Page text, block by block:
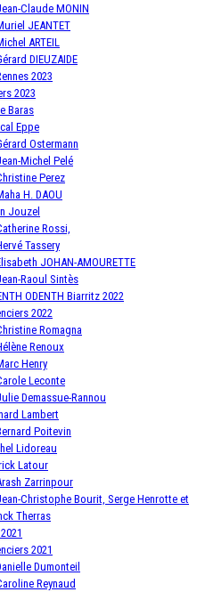
Claude MONIN
JEANTET
ARTEIL
DIEUZAIDE
2023
2023
Baras
Eppe
Ostermann
Michel Pelé
Perez
H. DAOU
Jouzel
Rossi,
Tassery
JOHAN-AMOURETTE
Raoul Sintès
ODENTH Biarritz 2022
2022
Romagna
Renoux
Henry
Leconte
Demassue-Rannou
Lambert
Poitevin
Lidoreau
Latour
Zarrinpour
Christophe Bourit, Serge Henrotte et
Therras
2021
Dumonteil
Reynaud